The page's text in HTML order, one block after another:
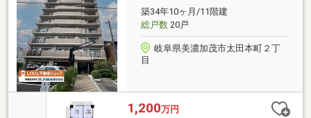
築34年10ヶ月/11階建
総戸数20戸
岐阜県美濃加茂市太田本町２丁
目
1,200万円